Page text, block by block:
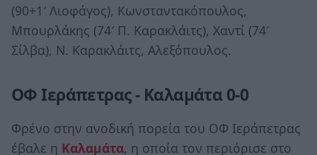
(90+1′ Λιοφάγος), Κωνσταντακόπουλος,
Μπουρλάκης (74′ Π. Καρακλάιτς), Χαντί (74′
Σίλβα), Ν. Καρακλάιτς, Αλεξόπουλος.
ΟΦ Ιεράπετρας - Καλαμάτα 0-0
Φρένο στην ανοδική πορεία του ΟΦ Ιεράπετρας
έβαλε η Καλαμάτα, η οποία τον περιόρισε στο